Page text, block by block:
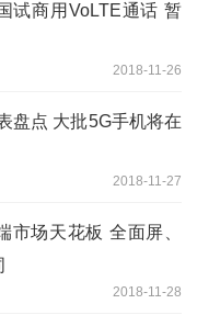
试商用VoLTE通话 暂
2018-11-26
盘点 大批5G手机将在
2018-11-27
市场天花板 全面屏、
2018-11-28